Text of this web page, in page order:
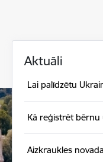
Aktuāli
Lai palīdzētu
Kā reģistrēt bērnu
Aizkraukles